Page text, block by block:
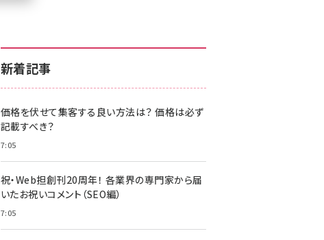
z世代 (1620)
meo (1274)
新着記事
価格を伏せて集客する良い方法は？ 価格は必ず
記載すべき？
7:05
祝・Web担創刊20周年！ 各業界の専門家から届
いたお祝いコメント（SEO編）
7:05